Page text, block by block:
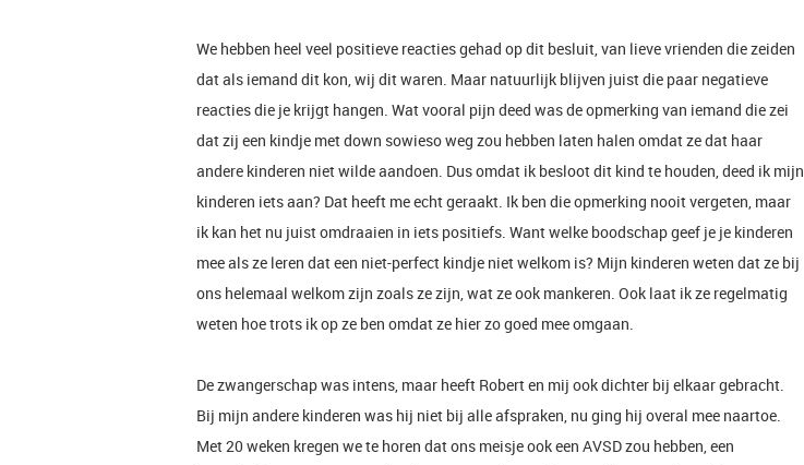
We hebben heel veel positieve reacties gehad op dit besluit, van lieve vrienden die zeiden
dat als iemand dit kon, wij dit waren. Maar natuurlijk blijven juist die paar negatieve
reacties die je krijgt hangen. Wat vooral pijn deed was de opmerking van iemand die zei
dat zij een kindje met down sowieso weg zou hebben laten halen omdat ze dat haar
andere kinderen niet wilde aandoen. Dus omdat ik besloot dit kind te houden, deed ik mijn
kinderen iets aan? Dat heeft me echt geraakt. Ik ben die opmerking nooit vergeten, maar
ik kan het nu juist omdraaien in iets positiefs. Want welke boodschap geef je je kinderen
mee als ze leren dat een niet-perfect kindje niet welkom is? Mijn kinderen weten dat ze bij
ons helemaal welkom zijn zoals ze zijn, wat ze ook mankeren. Ook laat ik ze regelmatig
weten hoe trots ik op ze ben omdat ze hier zo goed mee omgaan.
De zwangerschap was intens, maar heeft Robert en mij ook dichter bij elkaar gebracht.
Bij mijn andere kinderen was hij niet bij alle afspraken, nu ging hij overal mee naartoe.
Met 20 weken kregen we te horen dat ons meisje ook een AVSD zou hebben, een